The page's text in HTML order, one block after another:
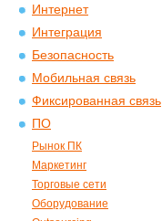
Интернет
Интеграция
Безопасность
Мобильная связь
Фиксированная связь
ПО
Рынок ПК
Маркетинг
Торговые сети
Оборудование